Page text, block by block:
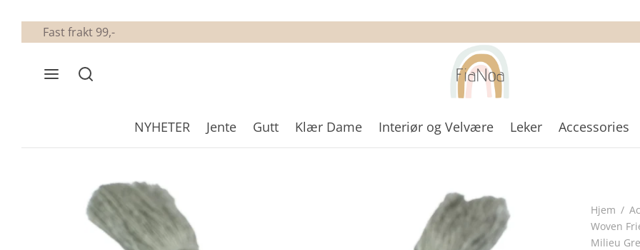
Fast frakt 99,-
NYHETER Jente Gutt Klær Dame Interiør og Velvære Leker Accessories
Hjem /
Woven
Milieu